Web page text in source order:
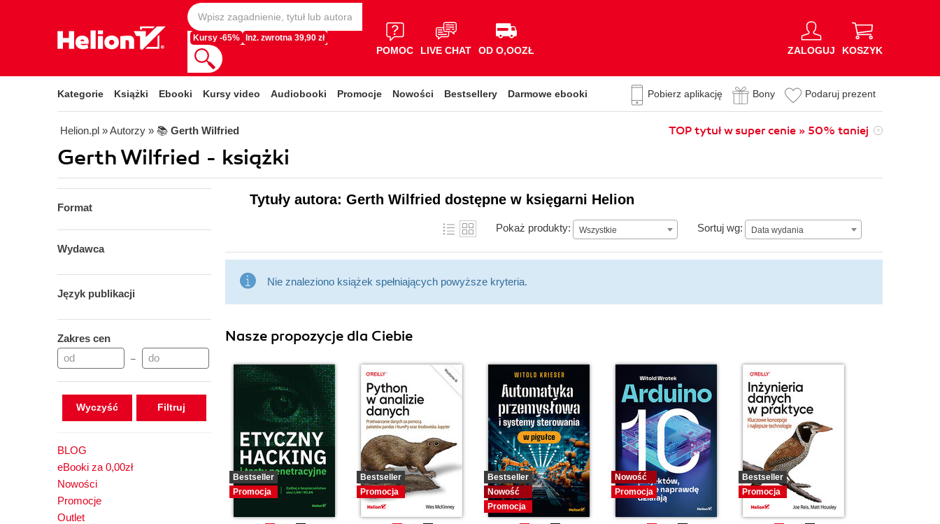
Kursy -65% Inż. zwrotna 39,90 zł
POMOC LIVE CHAT OD O,OOZŁ ZALOGUJ KOSZYK
Kategorie Książki Ebooki Kursy video Audiobooki Promocje Nowości Bestsellery Darmowe ebooki Pobierz aplikację Bony Podaruj prezent
Helion.pl » Autorzy » 📚 Gerth Wilfried TOP tytuł w super cenie » 50% taniej
Gerth Wilfried - książki
Format
Wydawca
Język publikacji
Zakres cen
–
Wyczyść
BLOG
eBooki za 0,00zł
Nowości
Promocje
Outlet
Tytuły autora: Gerth Wilfried dostępne w księgarni Helion
Pokaż produkty: Wszystkie Sortuj wg: Data wydania
Data wydania
Nie znaleziono książek spełniających powyższe kryteria.
Nasze propozycje dla Ciebie
Bestseller
Promocja
Bestseller
Promocja
Bestseller
Nowość
Promocja
Nowość
Promocja
Bestseller
Promocja